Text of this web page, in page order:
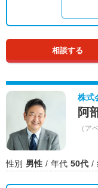
相談する
株式
阿
（ア
性別 男性 年代 50代